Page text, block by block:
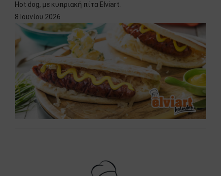
Hot dog, με κυπριακή πίτα Elviart.
8 Ιουνίου 2026